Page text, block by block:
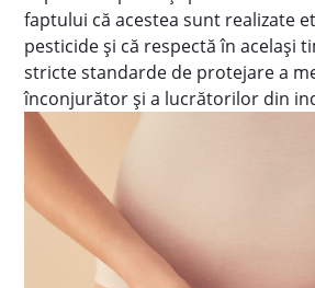
faptului că acestea sunt realizate
pesticide și că respectă în același
stricte standarde de protejare a
înconjurător și a lucrătorilor din